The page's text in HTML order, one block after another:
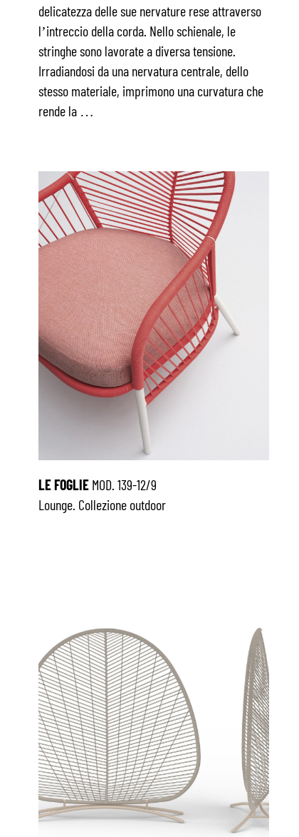
delicatezza delle sue nervature rese attraverso
l’intreccio della corda. Nello schienale, le
stringhe sono lavorate a diversa tensione.
Irradiandosi da una nervatura centrale, dello
stesso materiale, imprimono una curvatura che
rende la …
LE FOGLIE MOD. 139-12/9
Lounge. Collezione outdoor